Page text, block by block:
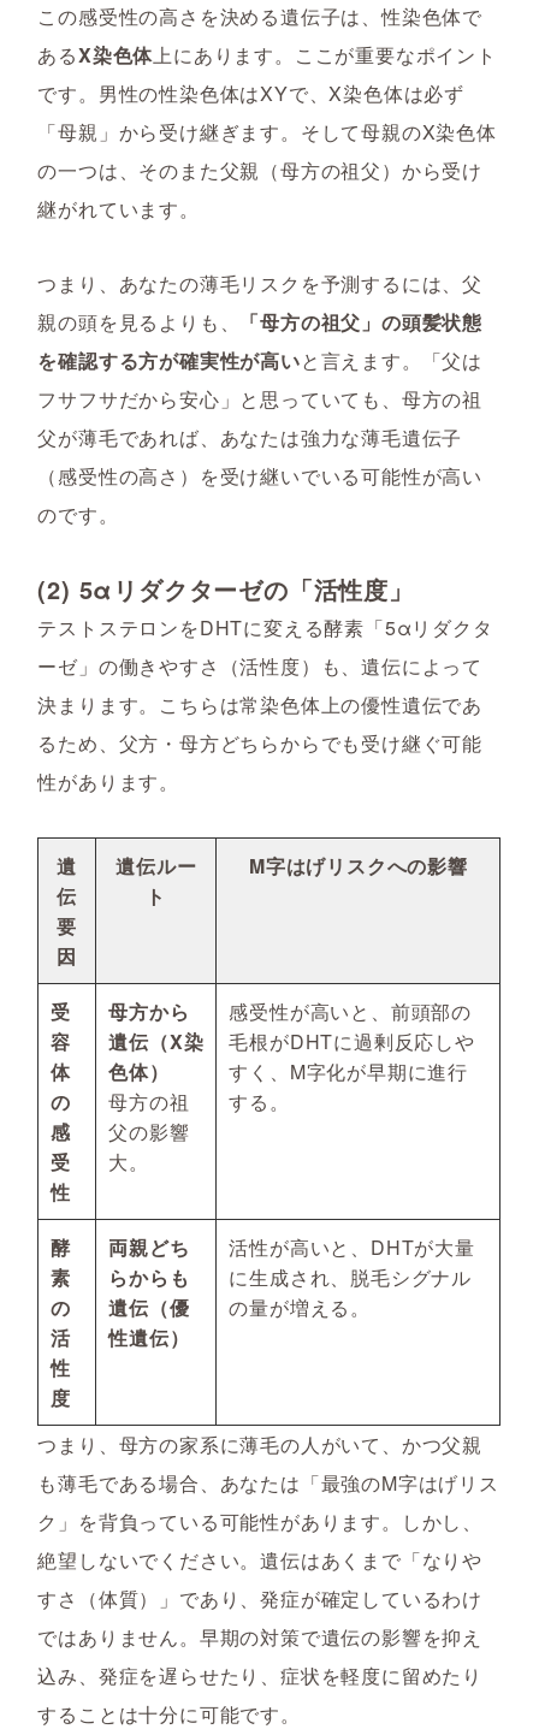
この感受性の高さを決める遺伝子は、性染色体で
あるX染色体上にあります。ここが重要なポイント
です。男性の性染色体はXYで、X染色体は必ず
「母親」から受け継ぎます。そして母親のX染色体
の一つは、そのまた父親（母方の祖父）から受け
継がれています。
つまり、あなたの薄毛リスクを予測するには、父
親の頭を見るよりも、
「母方の祖父」の頭髪状態
を確認する方が確実性が高いと言えます。「父は
フサフサだから安心」と思っていても、母方の祖
父が薄毛であれば、あなたは強力な薄毛遺伝子
（感受性の高さ）を受け継いでいる可能性が高い
のです。
(2) 5αリダクターゼの「活性度」
テストステロンをDHTに変える酵素「5αリダクタ
ーゼ」の働きやすさ（活性度）も、遺伝によって
決まります。こちらは常染色体上の優性遺伝であ
るため、父方・母方どちらからでも受け継ぐ可能
性があります。
遺
伝
要
因
遺伝ルー
ト
M字はげリスクへの影響
受
容
体
の
感
受
性
母方から
遺伝（X染
色体）
母方の祖
父の影響
大。
感受性が高いと、前頭部の
毛根がDHTに過剰反応しや
すく、M字化が早期に進行
する。
酵
素
の
活
性
度
両親どち
らからも
遺伝（優
性遺伝）
活性が高いと、DHTが大量
に生成され、脱毛シグナル
の量が増える。
つまり、母方の家系に薄毛の人がいて、かつ父親
も薄毛である場合、あなたは「最強のM字はげリス
ク」を背負っている可能性があります。しかし、
絶望しないでください。遺伝はあくまで「なりや
すさ（体質）」であり、発症が確定しているわけ
ではありません。早期の対策で遺伝の影響を抑え
込み、発症を遅らせたり、症状を軽度に留めたり
することは十分に可能です。